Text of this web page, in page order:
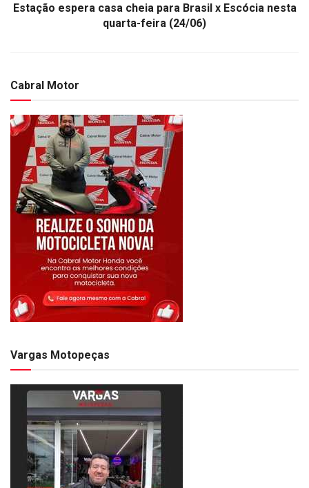
Estação espera casa cheia para Brasil x Escócia nesta
quarta-feira (24/06)
Cabral Motor
Vargas Motopeças